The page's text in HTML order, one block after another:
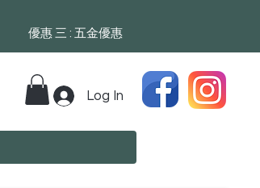
​​優惠 三 : 五金優惠
Log In